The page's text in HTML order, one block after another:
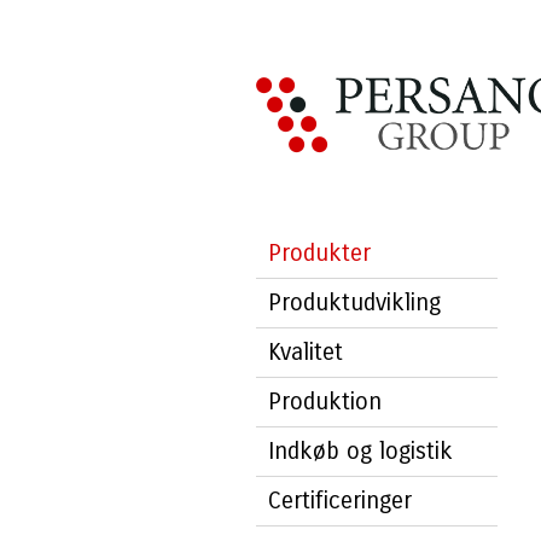
Produkter
Produktudvikling
Kvalitet
Produktion
Indkøb og logistik
Certificeringer